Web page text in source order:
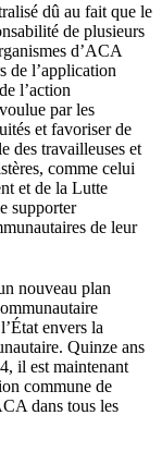
dû au fait que le
de plusieurs
d’ACA
de l’application
l’action
par les
et favoriser de
des travailleuses et
comme celui
et de la Lutte
supporter
de leur
nouveau plan
envers la
Quinze ans
il est maintenant
commune de
dans tous les